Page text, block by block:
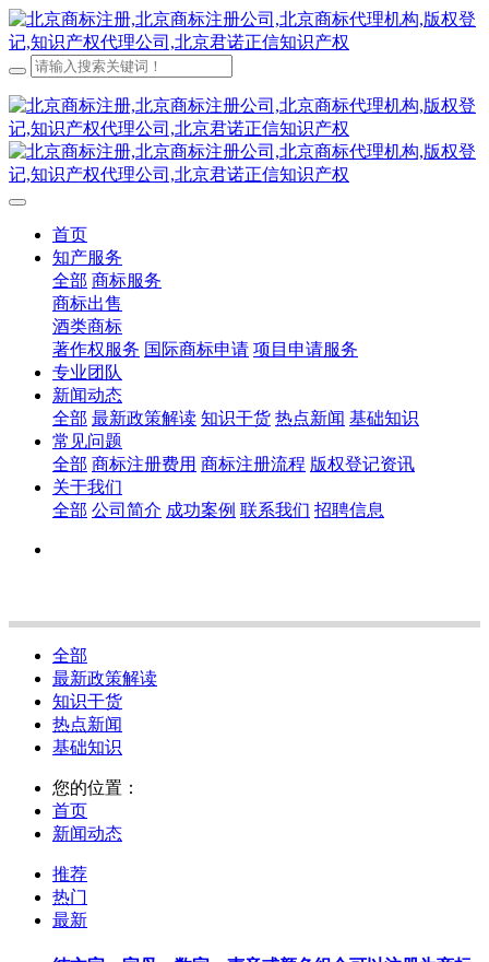
首页
知产服务
全部 商标服务
商标出售
酒类商标
著作权服务 国际商标申请 项目申请服务
专业团队
新闻动态
全部 最新政策解读 知识干货 热点新闻 基础知识
常见问题
全部 商标注册费用 商标注册流程 版权登记资讯
关于我们
全部 公司简介 成功案例 联系我们 招聘信息
全部
最新政策解读
知识干货
热点新闻
基础知识
您的位置：
首页
新闻动态
推荐
热门
最新